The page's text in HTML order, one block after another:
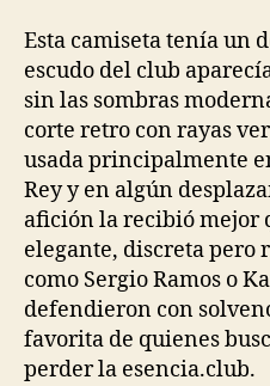
Esta camiseta tenía un
escudo del club
sin las sombras
corte retro con rayas
usada principalmente
Rey y en algún
afición la recibió mejor
elegante, discreta pero
como Sergio Ramos o
defendieron con
favorita de quienes
perder la esencia.club.